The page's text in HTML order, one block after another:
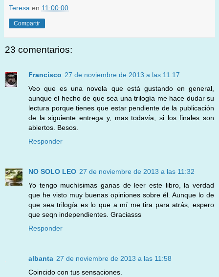
Teresa en 11:00:00
Compartir
23 comentarios:
Francisco 27 de noviembre de 2013 a las 11:17
Veo que es una novela que está gustando en general,
aunque el hecho de que sea una trilogía me hace dudar su
lectura porque tienes que estar pendiente de la publicación
de la siguiente entrega y, mas todavía, si los finales son
abiertos. Besos.
Responder
NO SOLO LEO 27 de noviembre de 2013 a las 11:32
Yo tengo muchísimas ganas de leer este libro, la verdad
que he visto muy buenas opiniones sobre él. Aunque lo de
que sea trilogía es lo que a mí me tira para atrás, espero
que seqn independientes. Graciasss
Responder
albanta 27 de noviembre de 2013 a las 11:58
Coincido con tus sensaciones.